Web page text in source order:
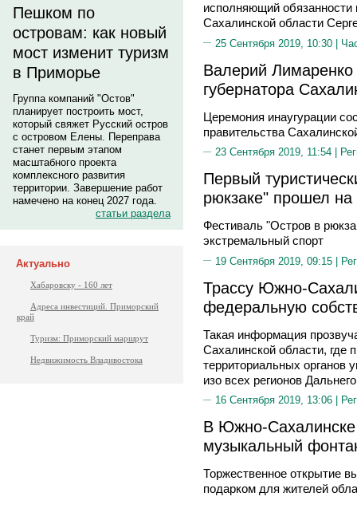
Пешком по
островам: как новый
мост изменит туризм
в Приморье
Группа компаний "Остов"
планирует построить мост,
который свяжет Русский остров
с островом Елены. Переправа
станет первым этапом
масштабного проекта
комплексного развития
территории. Завершение работ
намечено на конец 2027 года.
статьи раздела
Актуально
Хабаровску - 160 лет
Адреса инвестиций. Приморский
край
Туризм: Приморский маршрут
Недвижимость Владивостока
исполняющий обязанности
Сахалинской области
25 Сентября 2019, 10:30 |
Валерий Лимаренко
губернатора
Церемония инаугурации
правительства
23 Сентября 2019, 11:54 |
Первый
рюкзаке" прошел
Фестиваль "Остров в
экстремальный спорт
19 Сентября 2019, 09:15 |
Трассу Южно-
федеральную
Такая информация
Сахалинской области, где
территориальных органов
изо всех регионов
16 Сентября 2019, 13:06 |
В Южно-
музыкальный
Торжественное открытие
подарком для жителей